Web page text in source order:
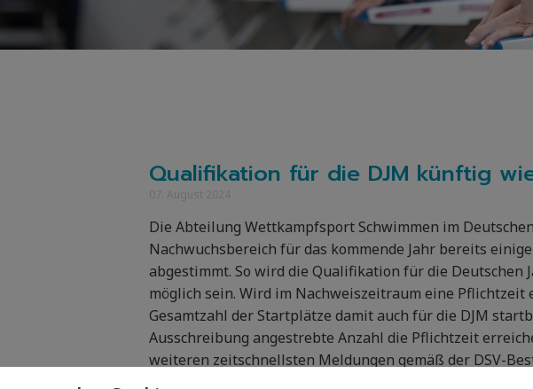
Qualifikation für die DJM künftig
Die Abteilung Wettkampfsport Schwimmen im
Nachwuchsbereich für das kommende Jahr bereits
abgestimmt. So wird die Qualifikation für die Deutschen
möglich sein. Wird im Nachweiszeitraum eine
Gesamtzahl der Startplätze damit auch für die DJM
Ausschreibung angestrebte Anzahl die Pflichtzeit
weiteren zeitschnellsten Meldungen gemäß der DSV-